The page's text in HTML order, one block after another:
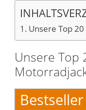
Unsere Top
Unsere Top